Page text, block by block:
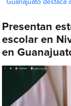
Guanajuato destaca
Presentan
escolar en
en